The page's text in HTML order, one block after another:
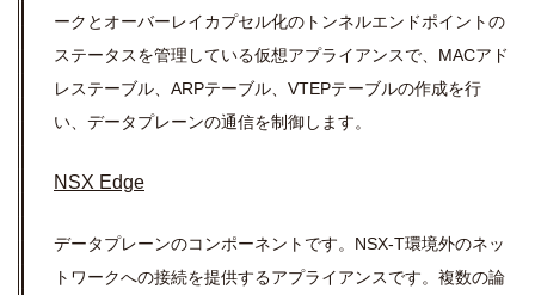
ークとオーバーレイカプセル化のトンネルエンドポイントの
ステータスを管理している仮想アプライアンスで、MACアド
レステーブル、ARPテーブル、VTEPテーブルの作成を行
い、データプレーンの通信を制御します。
NSX Edge
データプレーンのコンポーネントです。NSX-T環境外のネッ
トワークへの接続を提供するアプライアンスです。複数の論